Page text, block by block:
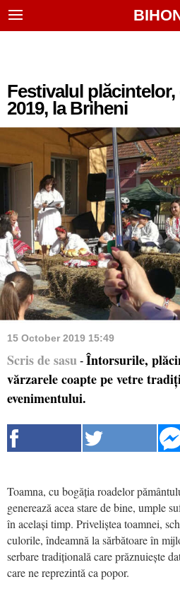
Festivalul plăcintelor,
2019, la Briheni
15 October 2019 15:49
Scris de sasu - Întorsurile,
vărzarele coapte pe vetre
evenimentului.
Toamna, cu bogăția roadelor
generează acea stare de bine, umple
în același timp. Priveliștea toamnei,
culorile, îndeamnă la sărbătoare în
serbare tradițională care prăznuiește
care ne reprezintă ca popor.